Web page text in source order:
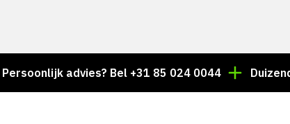
advies? Bel +31 85 024 0044 Duizenden